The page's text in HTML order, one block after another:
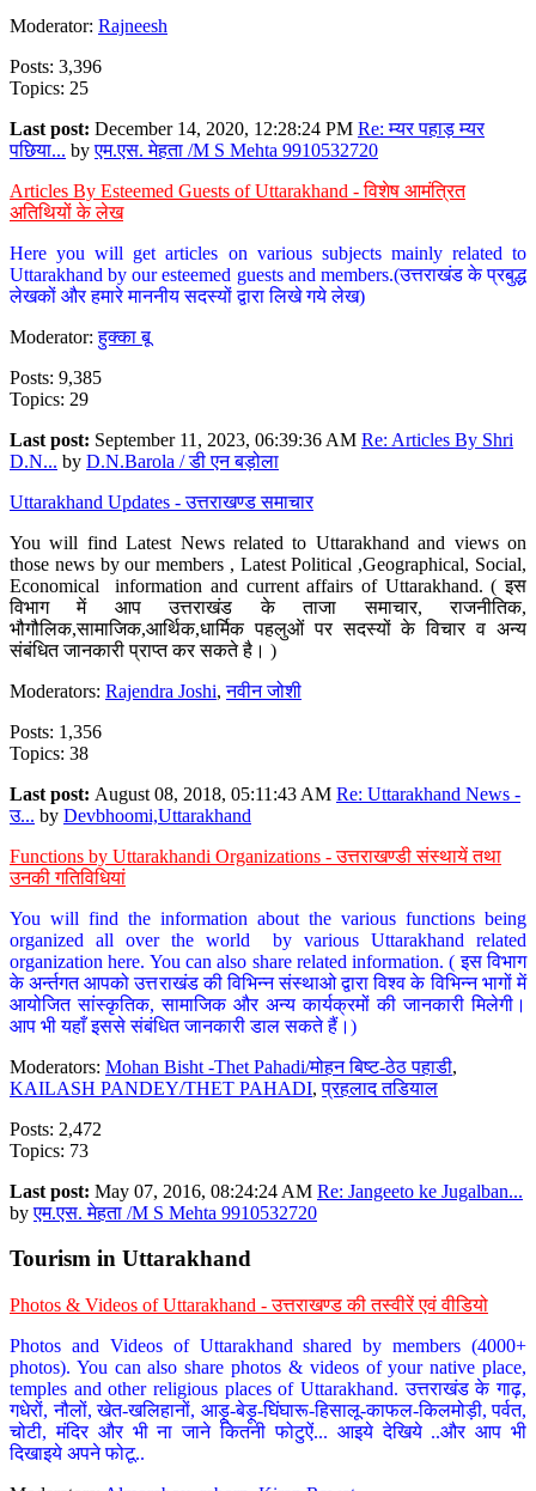
Moderator: Rajneesh
Posts: 3,396
Topics: 25
Last post: December 14, 2020, 12:28:24 PM Re: म्यर पहाड़ म्यर
पछिया... byएम.एस. मेहता /M S Mehta 9910532720
Articles By Esteemed Guests of Uttarakhand - विशेष आमंत्रित
अतिथियों के लेख
Here you will get articles on various subjects mainly related to
Uttarakhand by our esteemed guests and members.(उत्तराखंड के प्रबुद्ध
लेखकों और हमारे माननीय सदस्यों द्वारा लिखे गये लेख)
Moderator:हुक्का बू
Posts: 9,385
Topics: 29
Last post: September 11, 2023, 06:39:36 AM Re: Articles By Shri
D.N... by D.N.Barola / डी एन बड़ोला
Uttarakhand Updates - उत्तराखण्ड समाचार
You will find Latest News related to Uttarakhand and views on
those news by our members , Latest Political ,Geographical, Social,
Economical information and current affairs of Uttarakhand. ( इस
विभाग में आप उत्तराखंड के ताजा समाचार, राजनीतिक,
भौगौलिक,सामाजिक,आर्थिक,धार्मिक पहलुओं पर सदस्यों के विचार व अन्य
संबंधित जानकारी प्राप्त कर सकते है। )
Moderators: Rajendra Joshi,नवीन जोशी
Posts: 1,356
Topics: 38
Last post: August 08, 2018, 05:11:43 AM Re: Uttarakhand News -
उ... by Devbhoomi,Uttarakhand
Functions by Uttarakhandi Organizations - उत्तराखण्डी संस्थायें तथा
उनकी गतिविधियां
You will find the information about the various functions being
organized all over the world by various Uttarakhand related
organization here. You can also share related information. ( इस विभाग
के अर्न्तगत आपको उत्तराखंड की विभिन्न संस्थाओ द्वारा विश्व के विभिन्न भागों में
आयोजित सांस्कृतिक, सामाजिक और अन्य कार्यक्रमों की जानकारी मिलेगी।
आप भी यहाँ इससे संबंधित जानकारी डाल सकते हैं।)
Moderators: Mohan Bisht -Thet Pahadi/मोहन बिष्ट-ठेठ पहाडी,
KAILASH PANDEY/THET PAHADI,प्रहलाद तडियाल
Posts: 2,472
Topics: 73
Last post: May 07, 2016, 08:24:24 AM Re: Jangeeto ke Jugalban...
byएम.एस. मेहता /M S Mehta 9910532720
Tourism in Uttarakhand
Photos & Videos of Uttarakhand - उत्तराखण्ड की तस्वीरें एवं वीडियो
Photos and Videos of Uttarakhand shared by members (4000+
photos). You can also share photos & videos of your native place,
temples and other religious places of Uttarakhand. उत्तराखंड के गाढ़,
गधेरों, नौलों, खेत-खलिहानों, आड़ू-बेड़ू-घिंघारू-हिसालू-काफल-किलमोड़ी, पर्वत,
चोटी, मंदिर और भी ना जाने कितनी फोटुऐं... आइये देखिये ..और आप भी
दिखाइये अपने फोटू..